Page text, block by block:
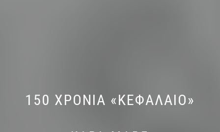
150 ΧΡΟΝΙΑ «ΚΕΦΑΛΑΙΟ»